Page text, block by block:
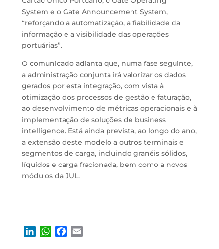
System e o Gate Announcement System,
“reforçando a automatização, a fiabilidade da
informação e a visibilidade das operações
portuárias”.
O comunicado adianta que, numa fase seguinte,
a administração conjunta irá valorizar os dados
gerados por esta integração, com vista à
otimização dos processos de gestão e faturação,
ao desenvolvimento de métricas operacionais e à
implementação de soluções de business
intelligence. Está ainda prevista, ao longo do ano,
a extensão deste modelo a outros terminais e
segmentos de carga, incluindo granéis sólidos,
líquidos e carga fracionada, bem como a novos
módulos da JUL.
W